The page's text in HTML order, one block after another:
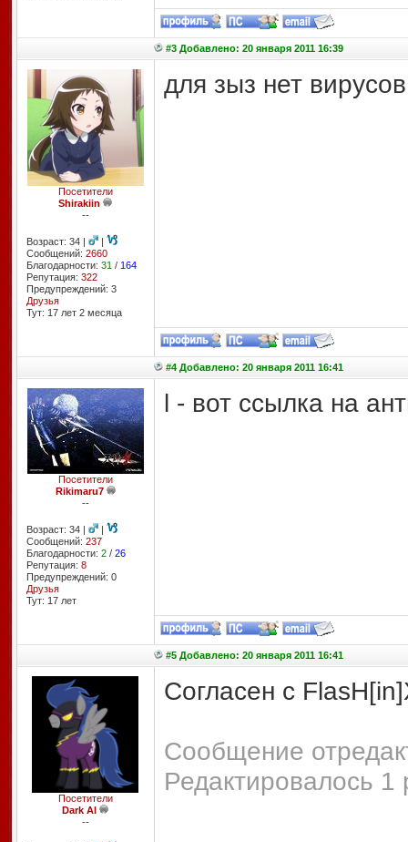
#3 Добавлено: 20 января 2011 16:39
Посетители
Shirakiin
--
Возраст: 34 |
|
Сообщений: 2660
Благодарности: 31 / 164
Репутация: 322
Предупреждений: 3
Друзья
Тут: 17 лет 2 месяцa
для зыз нет
#4 Добавлено: 20 января 2011 16:41
Посетители
Rikimaru7
--
Возраст: 34 |
|
Сообщений: 237
Благодарности: 2/ 26
Репутация: 8
Предупреждений: 0
Друзья
Тут: 17 лет
l - вот ссылка на
#5 Добавлено: 20 января 2011 16:41
Посетители
Dark Al
--
Согласен с
Сообщение
Редактировалось 1